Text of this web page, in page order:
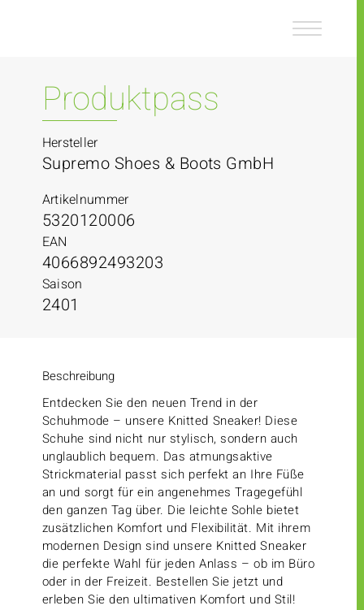
Produktpass
Hersteller
Supremo Shoes & Boots GmbH
Artikelnummer
5320120006
EAN
4066892493203
Saison
2401
Beschreibung
Entdecken Sie den neuen Trend in der
Schuhmode – unsere Knitted Sneaker! Diese
Schuhe sind nicht nur stylisch, sondern auch
unglaublich bequem. Das atmungsaktive
Strickmaterial passt sich perfekt an Ihre Füße
an und sorgt für ein angenehmes Tragegefühl
den ganzen Tag über. Die leichte Sohle bietet
zusätzlichen Komfort und Flexibilität. Mit ihrem
modernen Design sind unsere Knitted Sneaker
die perfekte Wahl für jeden Anlass – ob im Büro
oder in der Freizeit. Bestellen Sie jetzt und
erleben Sie den ultimativen Komfort und Stil!